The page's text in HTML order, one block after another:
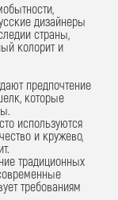
дизайнеры
страны,
колорит и
предпочтение
которые
используются
и кружево,
традиционных
требованиям